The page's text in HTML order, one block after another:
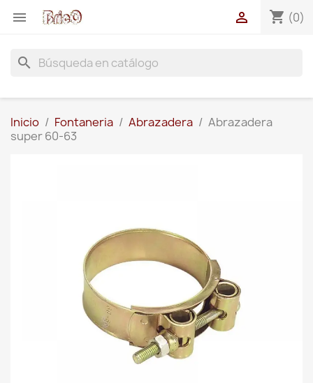
 shopping_cart (0)

search
Inicio Fontaneria Abrazadera
Abrazadera
super 60-63